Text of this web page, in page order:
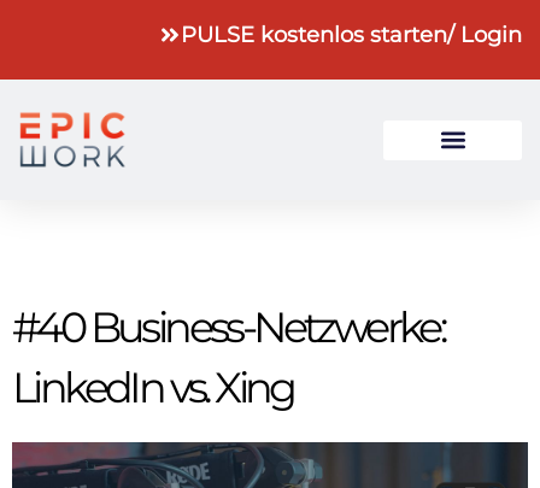
PULSE kostenlos starten/ Login
#40 Business-Netzwerke:
LinkedIn vs. Xing